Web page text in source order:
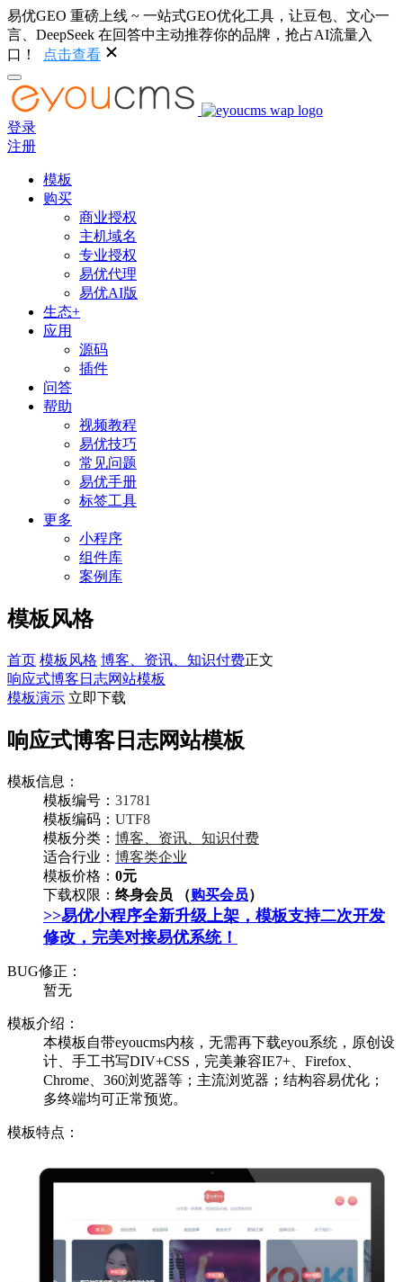
易优GEO 重磅上线 ~ 一站式GEO优化工具，让豆包、文心一
言、DeepSeek 在回答中主动推荐你的品牌，抢占AI流量入
口！
点击查看
登录
注册
模板
购买
商业授权
主机域名
专业授权
易优代理
易优AI版
生态+
应用
源码
插件
问答
帮助
视频教程
易优技巧
常见问题
易优手册
标签工具
更多
小程序
组件库
案例库
模板风格
首页 模板风格 博客、资讯、知识付费正文
响应式博客日志网站模板
模板演示 立即下载
响应式博客日志网站模板
模板信息：
模板编号： 31781
模板编码： UTF8
模板分类： 博客、资讯、知识付费
适合行业： 博客类企业
模板价格： 0元
下载权限： 终身会员 （购买会员）
>>易优小程序全新升级上架，模板支持二次开发
修改，完美对接易优系统！
BUG修正：
暂无
模板介绍：
本模板自带eyoucms内核，无需再下载eyou系统，原创设
计、手工书写DIV+CSS，完美兼容IE7+、Firefox、
Chrome、360浏览器等；主流浏览器；结构容易优化；
多终端均可正常预览。
模板特点：